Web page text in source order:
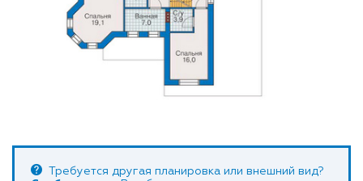
Требуется другая планировка или внешний вид?